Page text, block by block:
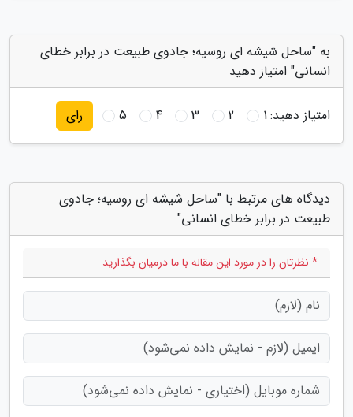
به "ساحل شیشه ای روسیه؛ جادوی طبیعت در برابر خطای
انسانی" امتیاز دهید
امتیاز دهید:1
2
3
4
5 رای
دیدگاه های مرتبط با "ساحل شیشه ای روسیه؛ جادوی
طبیعت در برابر خطای انسانی"
* نظرتان را در مورد این مقاله با ما درمیان بگذارید